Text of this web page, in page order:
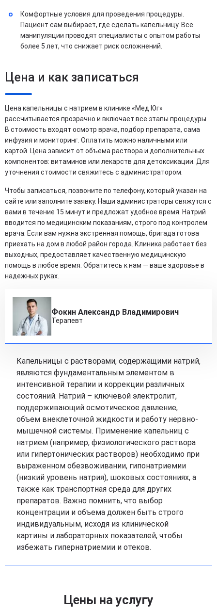
Комфортные условия для проведения процедуры.
Пациент сам выбирает, где сделать капельницу. Все
манипуляции проводят специалисты с опытом работы
более 5 лет, что снижает риск осложнений.
Цена и как записаться
Цена капельницы с натрием в клинике «Мед Юг»
рассчитывается прозрачно и включает все этапы процедуры.
В стоимость входят осмотр врача, подбор препарата, сама
инфузия и мониторинг. Оплатить можно наличными или
картой. Цена зависит от объема раствора и дополнительных
компонентов: витаминов или лекарств для детоксикации. Для
уточнения стоимости свяжитесь с администратором.
Чтобы записаться, позвоните по телефону, который указан на
сайте или заполните заявку. Наши администраторы свяжутся с
вами в течение 15 минут и предложат удобное время. Натрий
вводится по медицинским показаниям, строго под контролем
врача. Если вам нужна экстренная помощь, бригада готова
приехать на дом в любой район города. Клиника работает без
выходных, предоставляет качественную медицинскую
помощь в любое время. Обратитесь к нам — ваше здоровье в
надежных руках.
Фокин Александр Владимирович
Терапевт
Капельницы с растворами, содержащими натрий,
являются фундаментальным элементом в
интенсивной терапии и коррекции различных
состояний. Натрий – ключевой электролит,
поддерживающий осмотическое давление,
объем внеклеточной жидкости и работу нервно-
мышечной системы. Применение капельниц с
натрием (например, физиологического раствора
или гипертонических растворов) необходимо при
выраженном обезвоживании, гипонатриемии
(низкий уровень натрия), шоковых состояниях, а
также как транспортная среда для других
препаратов. Важно помнить, что выбор
концентрации и объема должен быть строго
индивидуальным, исходя из клинической
картины и лабораторных показателей, чтобы
избежать гипернатриемии и отеков.
Цены на услугу